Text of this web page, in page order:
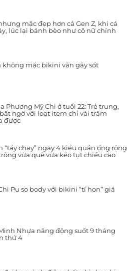
mặc đẹp hơn cả Gen Z, khi cá
lúc lại bánh bèo như cô nữ chính
không mặc bikini vẫn gây sốt
Phương Mỹ Chi ở tuổi 22: Trẻ trung,
ngờ với loạt item chỉ vài trăm
được
“tẩy chay” ngay 4 kiểu quần ống rộng
vừa quê vừa kéo tụt chiều cao
Pu so body với bikini “tí hon” giá
Nhựa năng động suốt 9 tháng
thứ 4